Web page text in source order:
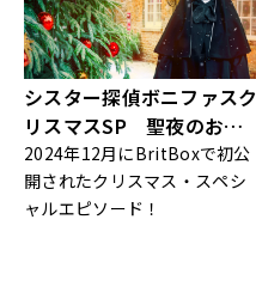
シスター探偵ボニファスク
リスマスSP 聖夜のおと
ぎ話
2024年12月にBritBoxで初公
開されたクリスマス・スペシ
ャルエピソード！